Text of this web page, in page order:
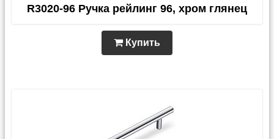
R3020-96 Ручка рейлинг 96, хром глянец
Купить